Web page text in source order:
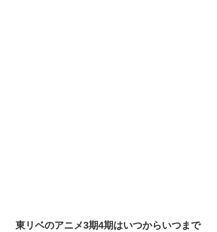
東リベのアニメ3期4期はいつからいつまで